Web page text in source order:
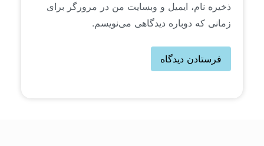
ذخیره نام، ایمیل و وبسایت من در مرورگر برای
زمانی که دوباره دیدگاهی می‌نویسم.